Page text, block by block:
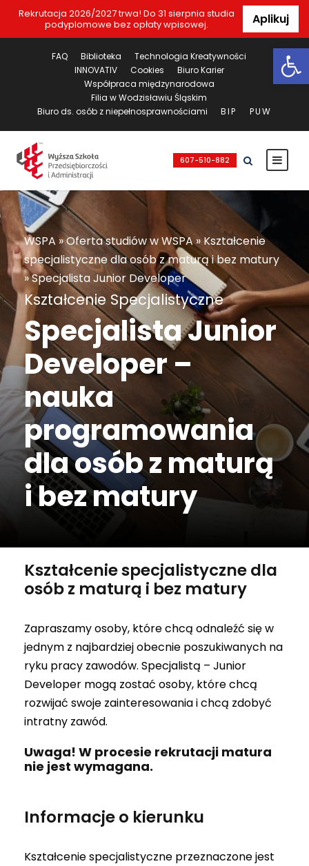
Rekrutacja 2026/2027 trwa! Do 31 sierpnia studia
podyplomowe bez opłaty wpisowej.
Aplikuj
FAQ Biblioteka
Technologia Kreatywności
INNOVATIV
Cookies
Biuro Karier
Współpraca międzynarodowa
Filia w Wodzisławiu Śląskim
Biuro ds. osób z niepełnosprawnościami
BIP PUW
607-510-882
WSPA »Oferta studiów w WSPA»Kształcenie
specjalistyczne dla osób z maturą i bez matury
»Specjalista Junior Developer
Kształcenie Specjalistyczne
Specjalista Junior
Developer –
nauka
programowania
dla osób z maturą
i bez matury
Kształcenie specjalistyczne dla
osób z maturą i bez matury
Zapraszamy osoby, które chcą odnaleźć się w
jednym z najbardziej obecnie poszukiwanych na
ryku pracy zawodów. Specjalistą – Junior
Developer mogą zostać osoby, które chcą
rozwijać swoje zainteresowania i chcą zdobyć
intratny zawód.
Uwaga! W procesie rekrutacji matura
nie jest wymagana.
Informacje o kierunku
Kształcenie specjalistyczne przeznaczone jest